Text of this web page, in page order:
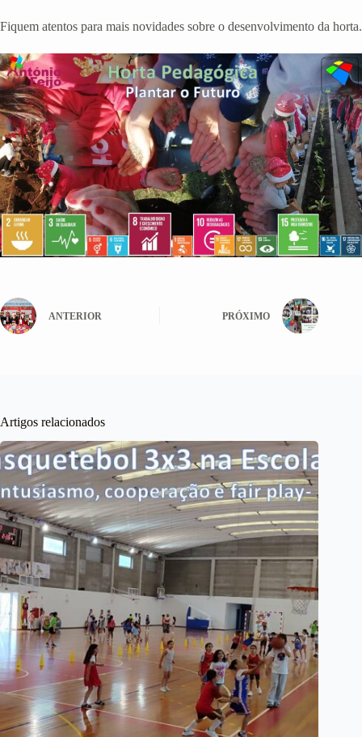
Fiquem atentos para mais novidades sobre o desenvolvimento da horta.
ANTERIOR PRÓXIMO
Artigos relacionados